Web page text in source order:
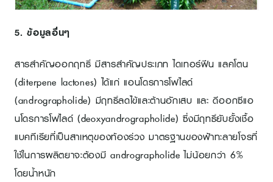
5. ข้อมูลอื่นๆ
สารสำคัญออกฤทธิ์ มีสารสำคัญประเภท ไดเทอร์ฟีน แลคโตน
(diterpene lactones) ได้แก่ แอนโดรการโฟไลด์
(andrographolide) มีฤทธิ์ลดไข้และต้านอักเสบ และ ดีออกซีแอ
นโดรการโฟไลด์ (deoxyandrographolide) ซึ่งมีฤทธิ์ยับยั้งเชื้อ
แบคทีเรียที่เป็นสาเหตุของท้องร่วง มาตรฐานของฟ้าทะลายโจรที่
ใช้ในการผลิตยาจะต้องมี andrographolide ไม่น้อยกว่า 6%
โดยน้ำหนัก